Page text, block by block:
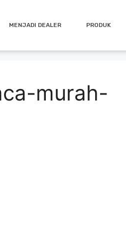
MENJADI DEALER PRODUK
murah-